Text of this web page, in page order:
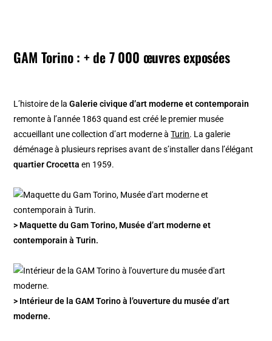
GAM Torino : + de 7 000 œuvres exposées
L’histoire de laGalerie civique d’art moderne et contemporain
remonte à l’année 1863 quand est créé le premier musée
accueillant une collection d’art moderne àTurin. La galerie
déménage à plusieurs reprises avant de s’installer dans l’élégant
quartier Crocetta en 1959.
> Maquette du Gam Torino, Musée d’art moderne et
contemporain à Turin.
> Intérieur de la GAM Torino à l’ouverture du musée d’art
moderne.